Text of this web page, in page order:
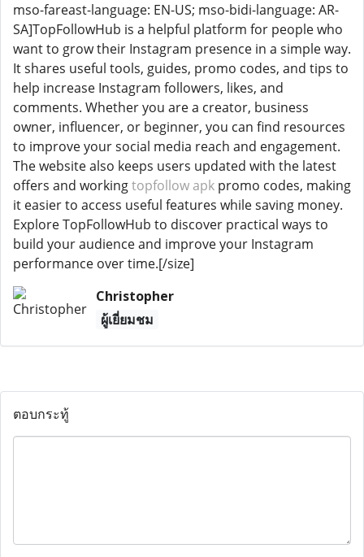
mso-fareast-language: EN-US; mso-bidi-language: AR-
SA]TopFollowHub is a helpful platform for people who
want to grow their Instagram presence in a simple way.
It shares useful tools, guides, promo codes, and tips to
help increase Instagram followers, likes, and
comments. Whether you are a creator, business
owner, influencer, or beginner, you can find resources
to improve your social media reach and engagement.
The website also keeps users updated with the latest
offers and workingtopfollow apk promo codes, making
it easier to access useful features while saving money.
Explore TopFollowHub to discover practical ways to
build your audience and improve your Instagram
performance over time.[/size]
Christopher
ผู้เยี่ยมชม
ตอบกระทู้